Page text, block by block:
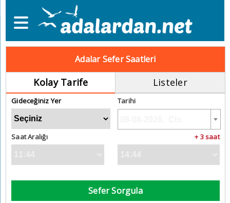
Adalar Sefer Saatleri
Kolay Tarife Listeler
Gideceğiniz Yer Tarihi
Saat Aralığı + 3 saat
Sefer Sorgula